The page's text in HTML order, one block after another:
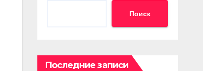
Поиск
Последние записи